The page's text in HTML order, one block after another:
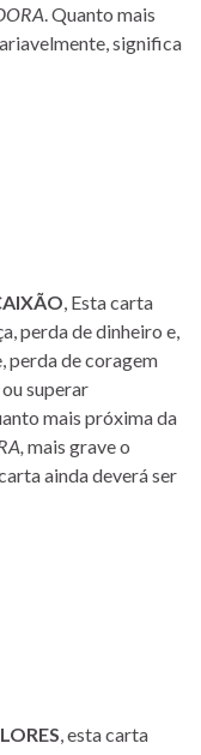
. Quanto mais
significa
, Esta carta
perda de dinheiro e,
perda de coragem
superar
mais próxima da
mais grave o
ainda deverá ser
, esta carta